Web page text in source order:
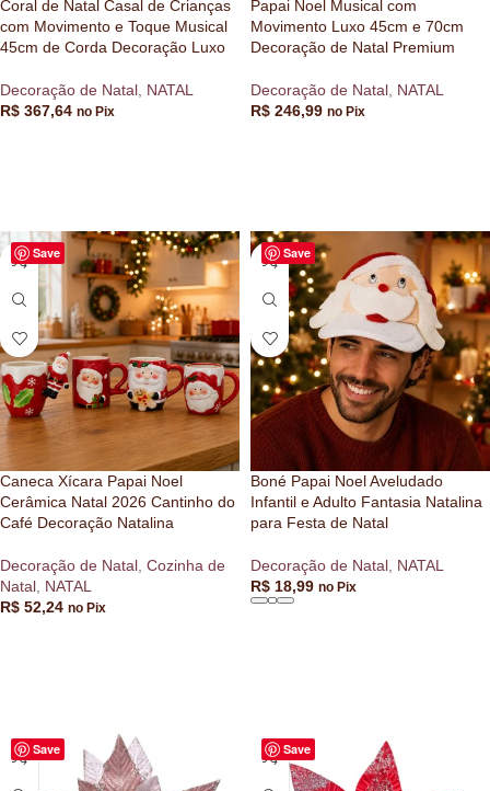
Coral de Natal Casal de Crianças
com Movimento e Toque Musical
45cm de Corda Decoração Luxo
Decoração de Natal NATAL
R$ 367,64 no Pix
Papai Noel Musical com
Movimento Luxo 45cm e 70cm
Decoração de Natal Premium
Decoração de Natal NATAL
R$ 246,99 no Pix
Save
Caneca Xícara Papai Noel
Cerâmica Natal 2026 Cantinho do
Café Decoração Natalina
Decoração de Natal Cozinha de
Natal NATAL
R$ 52,24 no Pix
Save
Boné Papai Noel Aveludado
Infantil e Adulto Fantasia Natalina
para Festa de Natal
Decoração de Natal NATAL
R$ 18,99 no Pix
Save Save